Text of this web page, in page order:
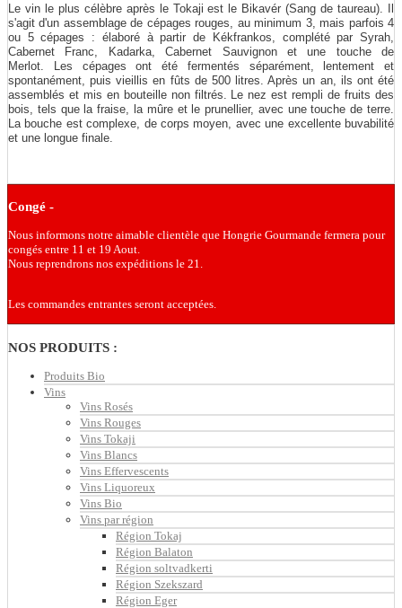
Le vin le plus célèbre après le Tokaji est le Bikavér (Sang de taureau). Il
s'agit d'un assemblage de cépages rouges, au minimum 3, mais parfois 4
ou 5 cépages : élaboré à partir de Kékfrankos, complété par Syrah,
Cabernet Franc, Kadarka, Cabernet Sauvignon et une touche de
Merlot. Les cépages ont été fermentés séparément, lentement et
spontanément, puis vieillis en fûts de 500 litres. Après un an, ils ont été
assemblés et mis en bouteille non filtrés. Le nez est rempli de fruits des
bois, tels que la fraise, la mûre et le prunellier, avec une touche de terre.
La bouche est complexe, de corps moyen, avec une excellente buvabilité
et une longue finale.
Congé -
Nous informons notre aimable clientèle que Hongrie Gourmande fermera pour
congés entre 11 et 19 Aout.
Nous reprendrons nos expéditions le 21.
Les commandes entrantes seront acceptées.
NOS PRODUITS :
Produits Bio
Vins
Vins Rosés
Vins Rouges
Vins Tokaji
Vins Blancs
Vins Effervescents
Vins Liquoreux
Vins Bio
Vins par région
Région Tokaj
Région Balaton
Région soltvadkerti
Région Szekszard
Région Eger